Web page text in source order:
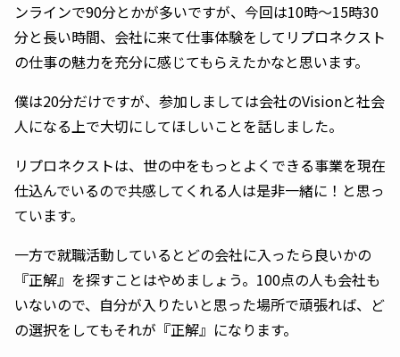
ンラインで90分とかが多いですが、今回は10時～15時30
分と長い時間、会社に来て仕事体験をしてリプロネクスト
の仕事の魅力を充分に感じてもらえたかなと思います。
僕は20分だけですが、参加しましては会社のVisionと社会
人になる上で大切にしてほしいことを話しました。
リプロネクストは、世の中をもっとよくできる事業を現在
仕込んでいるので共感してくれる人は是非一緒に！と思っ
ています。
一方で就職活動しているとどの会社に入ったら良いかの
『正解』を探すことはやめましょう。100点の人も会社も
いないので、自分が入りたいと思った場所で頑張れば、ど
の選択をしてもそれが『正解』になります。